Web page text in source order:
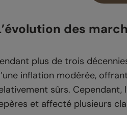
des
plus de trois
inflation modérée,
sûrs.
et affecté plusieurs